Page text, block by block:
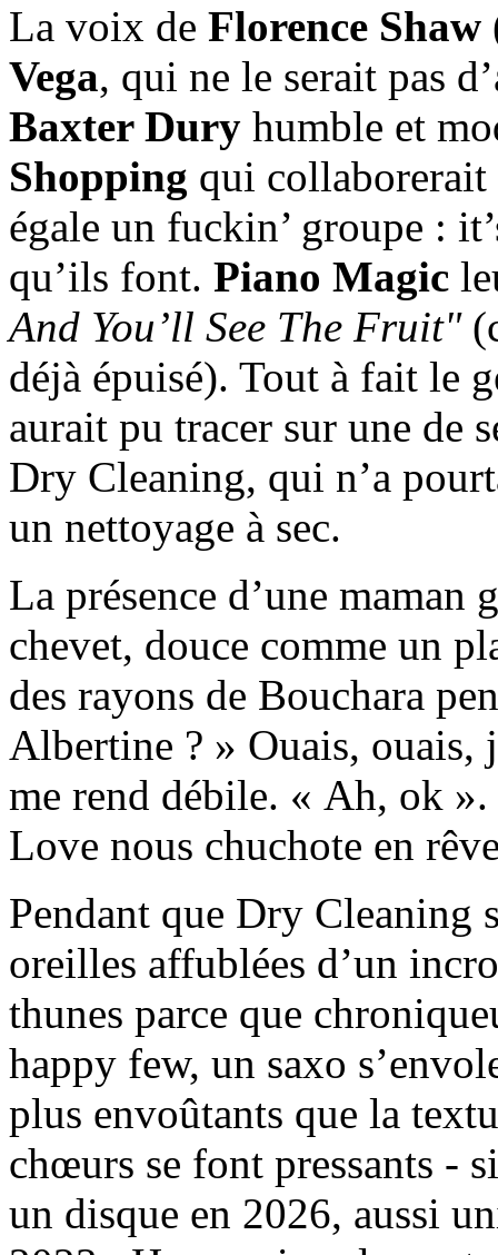
La voix de Florence Shaw
Vega, qui ne le serait pas
Baxter Dury humble et
Shopping qui
égale un fuckin’ groupe :
qu’ils font. Piano Magic
And You’ll See The Fruit"
déjà épuisé). Tout à fait le
aurait pu tracer sur une de
Dry Cleaning, qui n’a
un nettoyage à sec.
La présence d’une maman
chevet, douce comme un
des rayons de Bouchara
Albertine ? » Ouais, ouais,
me rend débile. « Ah, ok ».
Love nous chuchote en
Pendant que Dry Cleaning
oreilles affublées d’un
thunes parce que
happy few, un saxo
plus envoûtants que la
chœurs se font pressants -
un disque en 2026, aussi